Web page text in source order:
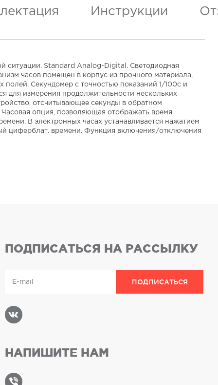
Инструкции
ситуации. Standard Analog-Digital. Светодиодная
часов помещен в корпус из прочного материала,
Секундомер с точностью показаний 1/100с и
для измерения продолжительности нескольких
отсчитывающее секунды в обратном
опция, позволяющая отображать время
В электронных часах устанавливается нажатием
циферблат. времени. Функция включения/отключения
ПОДПИСАТЬСЯ НА РАССЫЛКУ
НАПИШИТЕ НАМ